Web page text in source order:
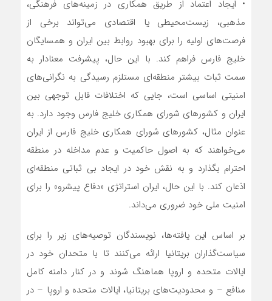
• ایجاد اعتماد از طریق همکاری در زمینه‌های فرهنگی،
مذهبی، زیست‌محیطی یا اقتصادی می‌تواند برخی از
فرصت‌های اولیه را برای بهبود روابط بین ایران و همسایگان
خلیج فارس فراهم کند. با این حال، پیشرفت معنادار به
سمت ثبات بیشتر منطقه‌ای مستلزم رسیدگی به نگرانی‌های
امنیتی اساسی است، جایی که اختلافات قابل توجهی بین
ایران و کشور‌های شورای همکاری خلیج فارس وجود دارد. به
عنوان مثال، کشور‌های شورای همکاری خلیج فارس از ایران
می‌خواهند که به اصول حاکمیت و عدم مداخله در منطقه
احترام بگذارد و به نقش خود در ایجاد بی ثباتی منطقه‌ای
اذعان کند. با این حال، ایران استراتژی «دفاع پیشرو» را برای
امنیت ملی خود ضروری می‌داند.
بر اساس این یافته‌ها، نویسندگان توصیه‌های زیر را برای
سیاست‌گذاران بریتانیا ارائه می‌کنند تا با متحدان خود در
ایالات متحده و اروپا هماهنگ شوند و در کنار دامنه کامل
منافع – و محدودیت‌های بریتانیا، ایالات متحده و اروپا – در